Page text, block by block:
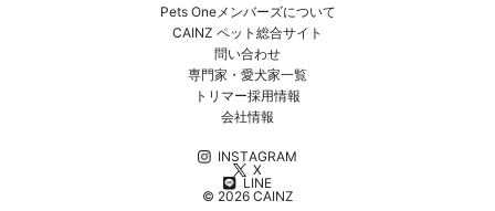
Pets Oneメンバーズについて
CAINZ ペット総合サイト
問い合わせ
専門家・愛犬家一覧
トリマー採用情報
会社情報
INSTAGRAM
X
LINE
© 2026 CAINZ